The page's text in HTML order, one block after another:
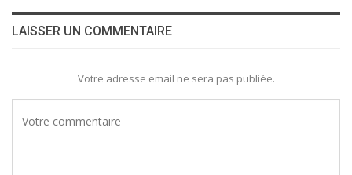
LAISSER UN COMMENTAIRE
Votre adresse email ne sera pas publiée.